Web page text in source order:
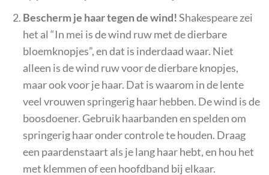
Bescherm je haar tegen de wind!Shakespeare zei
het al “In mei is de wind ruw met de dierbare
bloemknopjes”, en dat is inderdaad waar. Niet
alleen is de wind ruw voor de dierbare knopjes,
maar ook voor je haar. Dat is waarom in de lente
veel vrouwen springerig haar hebben. De wind is de
boosdoener. Gebruik haarbanden en spelden om
springerig haar onder controle te houden. Draag
een paardenstaart als je lang haar hebt, en hou het
met klemmen of een hoofdband bij elkaar.